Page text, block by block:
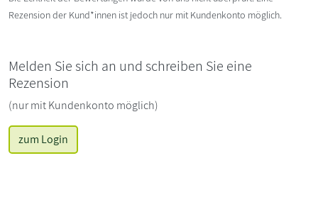
Rezension der Kund*innen ist jedoch nur mit Kundenkonto möglich.
Melden Sie sich an und schreiben Sie eine
Rezension
(nur mit Kundenkonto möglich)
zum Login